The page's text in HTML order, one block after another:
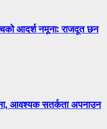
आदर्श नमूना: राजदूत छन
आवश्यक सतर्कता अपनाउन